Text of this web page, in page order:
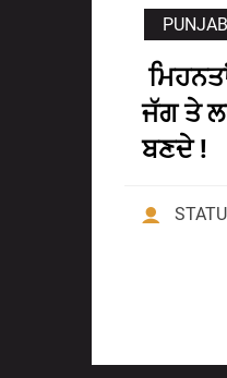
PUNJABI
ਜੱਗ ਤੇ
ਬਣਦੇ !